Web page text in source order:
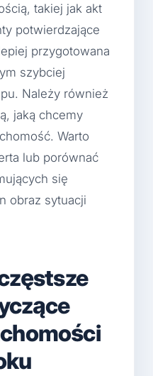
takiej jak akt
potwierdzające
przygotowana
szybciej
Należy również
jaką chcemy
Warto
lub porównać
się
obraz sytuacji